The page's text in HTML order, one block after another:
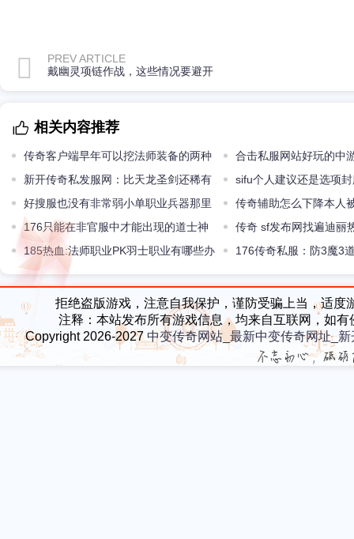
PREV ARTICLE
戴幽灵项链作战，这些情况要避开
相关内容推荐
传奇客户端早年可以挖法师装备的两种
BOSS第二种很少人记得
合击私服网站好玩的中
意思的争辩
新开传奇私发服网：比天龙圣剑还稀有
的顶级神兵攻47开天
sifu个人建议还是选项
好搜服也没有非常弱小单职业兵器那里
来的才能
传奇辅助怎么下降本人
的几率
176只能在非官服中才能出现的道士神
宠能硬刚一切B0SS
传奇 sf发布网找遍迪丽
185热血:法师职业PK羽士职业有哪些办
法?
176传奇私服：防3魔3
檀搭配护身羽化成仙
拒绝盗版游戏，注意自我保护，谨防受骗上当，适
注释：本站发布所有游戏信息，均来自互联网，如
Copyright 2026-2027 中变传奇网站_最新中变传奇网址_